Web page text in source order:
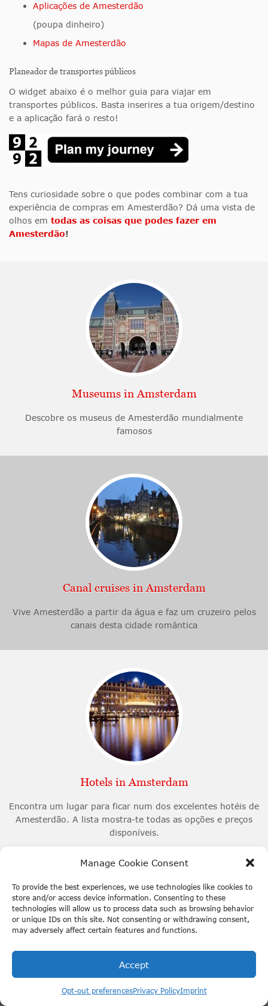
Manage Cookie Consent
To provide the best experiences, we use technologies like cookies to
store and/or access device information. Consenting to these
technologies will allow us to process data such as browsing behavior
or unique IDs on this site. Not consenting or withdrawing consent,
may adversely affect certain features and functions.
Accept
Opt-out preferencesPrivacy PolicyImprint
Aplicações de Amesterdão
(poupa dinheiro)
Mapas de Amesterdão
Planeador de transportes públicos
O widget abaixo é o melhor guia para viajar em
transportes públicos. Basta inserires a tua origem/destino
e a aplicação fará o resto!
Tens curiosidade sobre o que podes combinar com a tua
experiência de compras em Amesterdão? Dá uma vista de
olhos em todas as coisas que podes fazer em
Amesterdão!
Museums in Amsterdam
Descobre os museus de Amesterdão mundialmente
famosos
Canal cruises in Amsterdam
Vive Amesterdão a partir da água e faz um cruzeiro pelos
canais desta cidade romântica
Hotels in Amsterdam
Encontra um lugar para ficar num dos excelentes hotéis de
Amesterdão. A lista mostra-te todas as opções e preços
disponíveis.
Pesquisar